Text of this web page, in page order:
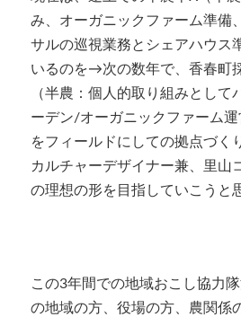
み、オーガニックファーム準備
サルの巡視業務とシェアハウス
いるのを→次の数年で、香春町
（半農：個人的取り組みとして
ーデン/オーガニックファーム
をフィールドにしての拠点づく
カルチャーデザイナー兼、里山
の理想の形を目指していこうと
この3年間での地域おこし協力
の地域の方、役場の方、農関係